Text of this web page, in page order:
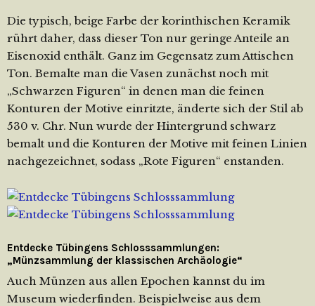
Die typisch, beige Farbe der korinthischen Keramik
rührt daher, dass dieser Ton nur geringe Anteile an
Eisenoxid enthält. Ganz im Gegensatz zum Attischen
Ton. Bemalte man die Vasen zunächst noch mit
„Schwarzen Figuren“ in denen man die feinen
Konturen der Motive einritzte, änderte sich der Stil ab
530 v. Chr. Nun wurde der Hintergrund schwarz
bemalt und die Konturen der Motive mit feinen Linien
nachgezeichnet, sodass „Rote Figuren“ enstanden.
Entdecke Tübingens Schlosssammlungen:
„Münzsammlung der klassischen Archäologie“
Auch Münzen aus allen Epochen kannst du im
Museum wiederfinden. Beispielweise aus dem